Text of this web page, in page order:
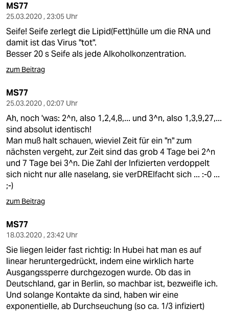
MS77
25.03.2020 , 23:05 Uhr
Seife! Seife zerlegt die Lipid(Fett)hülle um die RNA und
damit ist das Virus "tot".
Besser 20 s Seife als jede Alkoholkonzentration.
zum Beitrag
MS77
25.03.2020 , 02:07 Uhr
Ah, noch 'was: 2^n, also 1,2,4,8,... und 3^n, also 1,3,9,27,...
sind absolut identisch!
Man muß halt schauen, wieviel Zeit für ein "n" zum
nächsten vergeht, zur Zeit sind das grob 4 Tage bei 2^n
und 7 Tage bei 3^n. Die Zahl der Infizierten verdoppelt
sich nicht nur alle naselang, sie verDREIfacht sich ... :-0 ...
;-)
zum Beitrag
MS77
18.03.2020 , 23:42 Uhr
Sie liegen leider fast richtig: In Hubei hat man es auf
linear heruntergedrückt, indem eine wirklich harte
Ausgangssperre durchgezogen wurde. Ob das in
Deutschland, gar in Berlin, so machbar ist, bezweifle ich.
Und solange Kontakte da sind, haben wir eine
exponentielle, ab Durchseuchung (so ca. 1/3 infiziert)